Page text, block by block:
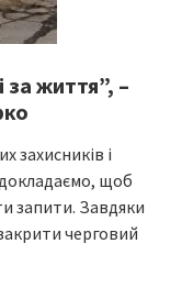
за життя”, –
захисників і
щоб
запити. Завдяки
черговий